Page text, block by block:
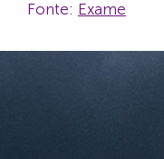
Fonte: Exame